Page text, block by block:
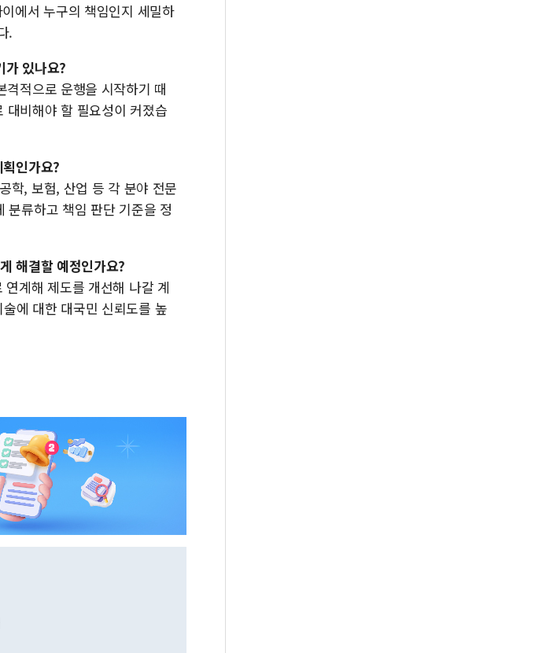
에서 누구의 책임인지 세밀하
.
가 있나요?
적으로 운행을 시작하기 때
대비해야 할 필요성이 커졌습
인가요?
학, 보험, 산업 등 각 분야 전문
분류하고 책임 판단 기준을 정
해결할 예정인가요?
계해 제도를 개선해 나갈 계
에 대한 대국민 신뢰도를 높